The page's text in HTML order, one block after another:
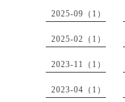
2025-09（1）
2025-02（1）
2023-11（1）
2023-04（1）